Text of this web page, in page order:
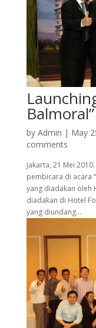
by Admin | May
comments
Jakarta, 21 Mei
pembicara di acara
yang diadakan oleh
diadakan di Hotel
yang diundang...